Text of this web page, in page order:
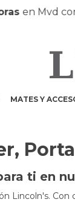
en Mvd con
MATES Y
ti en
Lincoln's.